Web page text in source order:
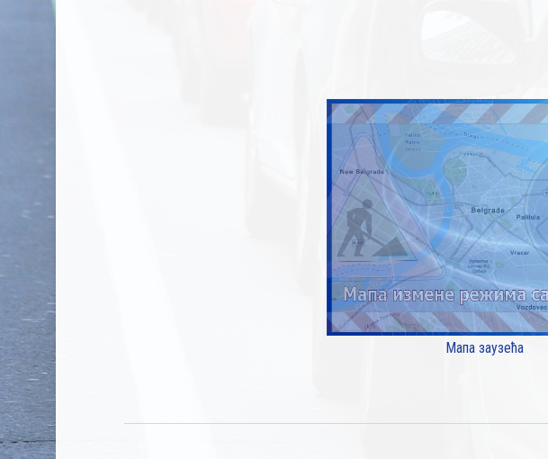
Мапа заузећа